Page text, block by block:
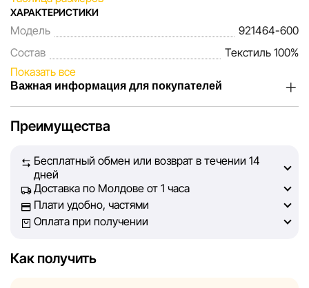
ХАРАКТЕРИСТИКИ
Модель
921464-600
Состав
Текстиль 100%
Показать все
Важная информация для покупателей
наших покупателей. Каждый день мы работаем над тем,
на сайте, была максимально полной, объективной и
актуальной. Наша цель — обеспечить вас достоверной
информацией, чтобы вы смогли принять лучшее
решение о покупке.
не может гарантировать абсолютную точность всех
Преимущества
Бесплатный обмен или возврат в течении 14
дней
Доставка по Молдове от 1 часа
Плати удобно, частями
Оплата при получении
Как получить